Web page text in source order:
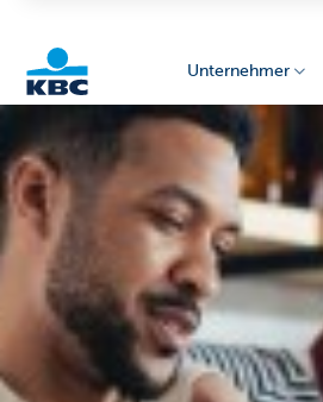
Unternehmer
Unternehmer